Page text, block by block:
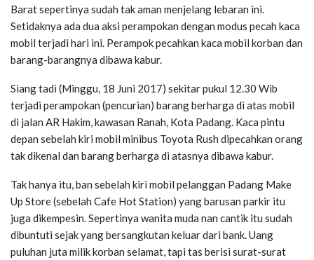
Barat sepertinya sudah tak aman menjelang lebaran ini.
Setidaknya ada dua aksi perampokan dengan modus pecah kaca
mobil terjadi hari ini. Perampok pecahkan kaca mobil korban dan
barang-barangnya dibawa kabur.
Siang tadi (Minggu, 18 Juni 2017) sekitar pukul 12.30 Wib
terjadi perampokan (pencurian) barang berharga di atas mobil
di jalan AR Hakim, kawasan Ranah, Kota Padang. Kaca pintu
depan sebelah kiri mobil minibus Toyota Rush dipecahkan orang
tak dikenal dan barang berharga di atasnya dibawa kabur.
Tak hanya itu, ban sebelah kiri mobil pelanggan Padang Make
Up Store (sebelah Cafe Hot Station) yang barusan parkir itu
juga dikempesin. Sepertinya wanita muda nan cantik itu sudah
dibuntuti sejak yang bersangkutan keluar dari bank. Uang
puluhan juta milik korban selamat, tapi tas berisi surat-surat